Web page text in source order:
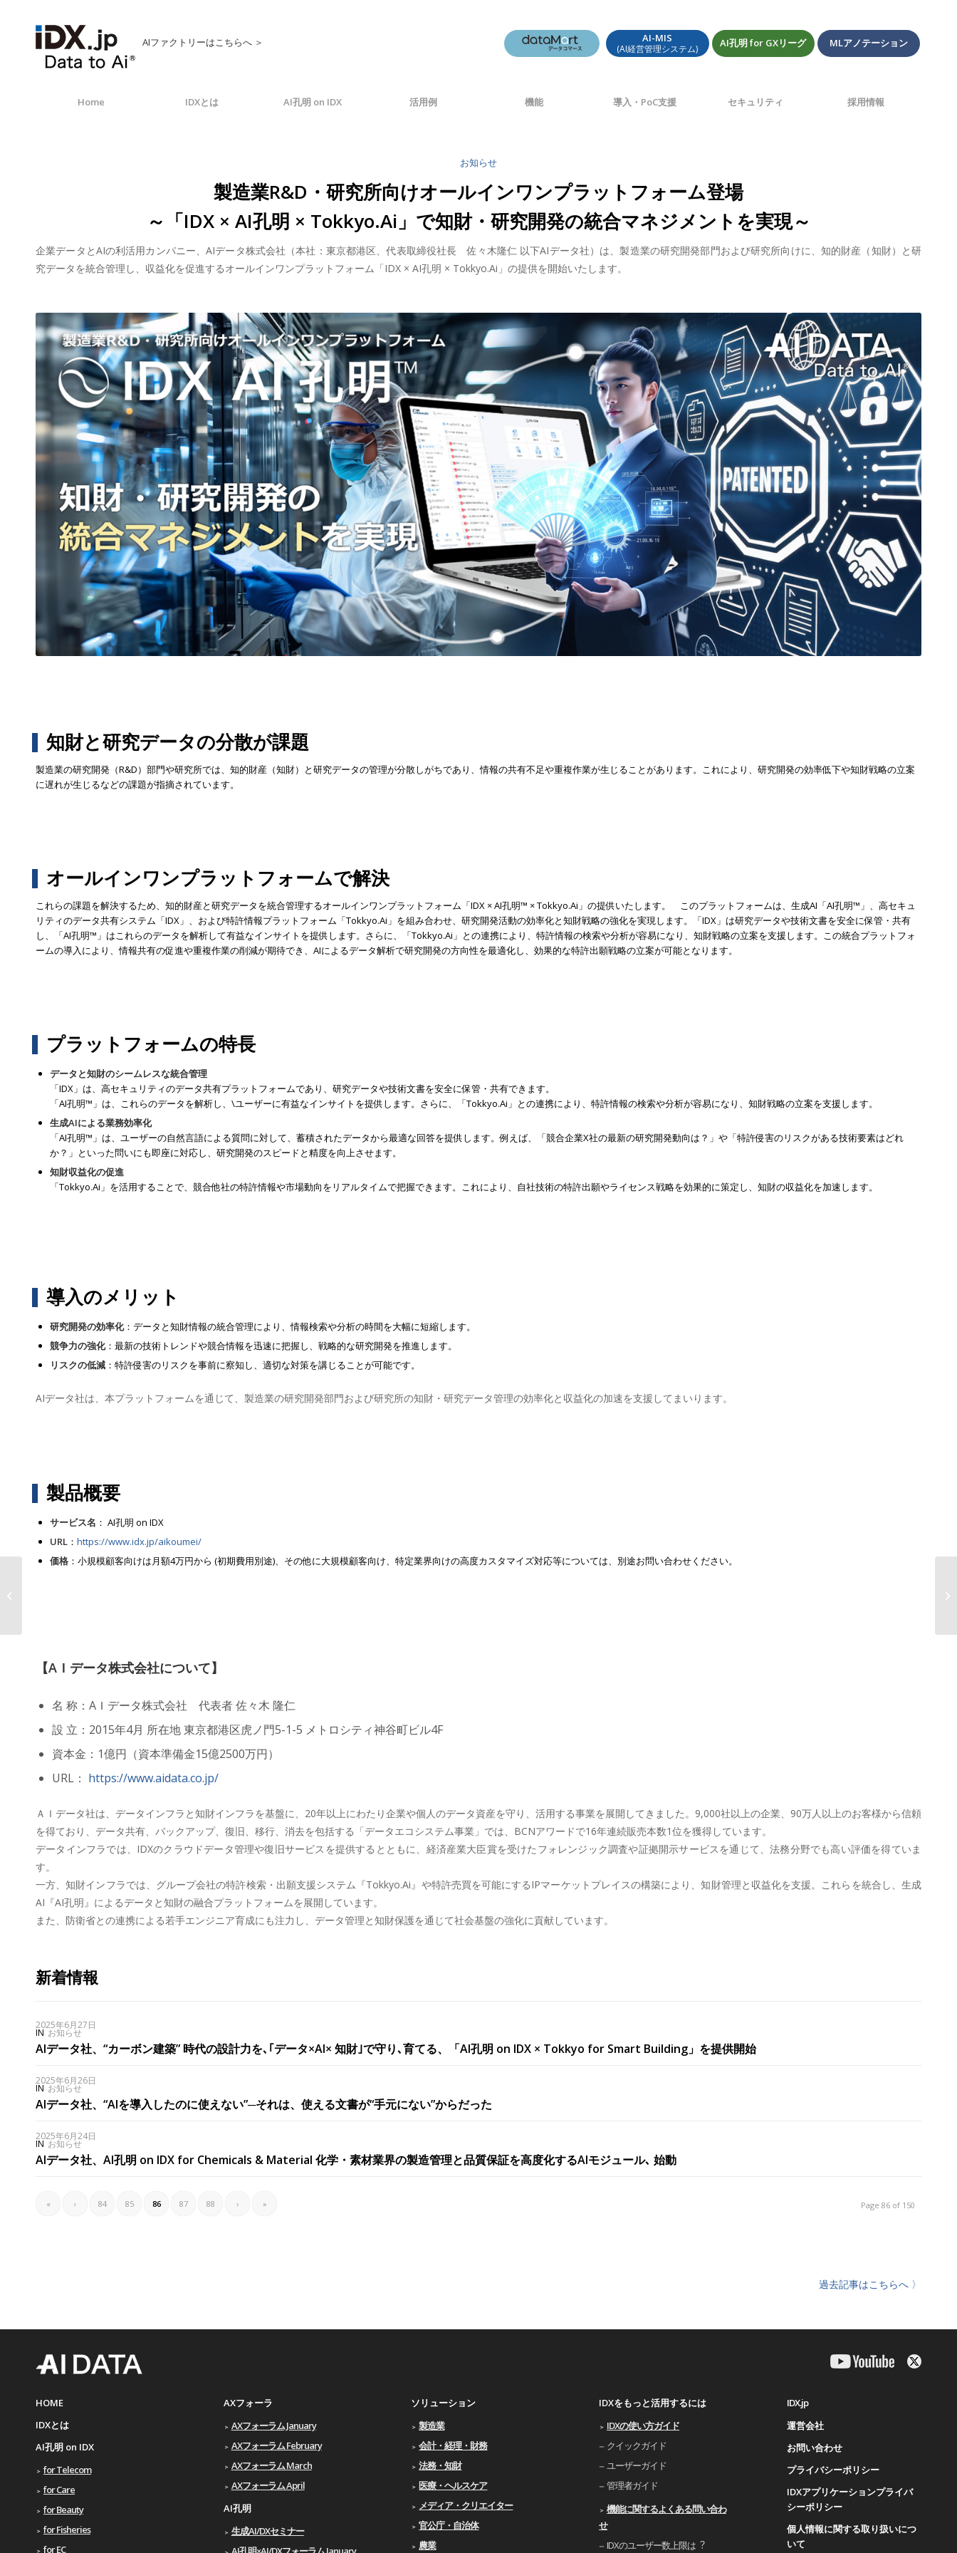
AIファクトリーはこちらへ ＞ AI-MIS
(AI経営管理システム) AI孔明 for GXリーグ MLアノテーション
Home IDXとは AI孔明 on IDX 活用例 機能 導入・PoC支援 セキュリティ 採用情報
お知らせ
製造業R&D・研究所向けオールインワンプラットフォーム登場
～「IDX × AI孔明 × Tokkyo.Ai」で知財・研究開発の統合マネジメントを実現～
企業データとAIの利活用カンパニー、AIデータ株式会社（本社：東京都港区、代表取締役社長 佐々木隆仁 以下AIデータ社）は、製造業の研究開発部門および研究所向けに、知的財産（知財）と研
究データを統合管理し、収益化を促進するオールインワンプラットフォーム「IDX × AI孔明 × Tokkyo.Ai」の提供を開始いたします。
知財と研究データの分散が課題
製造業の研究開発（R&D）部門や研究所では、知的財産（知財）と研究データの管理が分散しがちであり、情報の共有不足や重複作業が生じることがあります。これにより、研究開発の効率低下や知財戦略の立案
に遅れが生じるなどの課題が指摘されています。
オールインワンプラットフォームで解決
これらの課題を解決するため、知的財産と研究データを統合管理するオールインワンプラットフォーム「IDX × AI孔明™ × Tokkyo.Ai」の提供いたします。 このプラットフォームは、生成AI「AI孔明™」、高セキュ
リティのデータ共有システム「IDX」、および特許情報プラットフォーム「Tokkyo.Ai」を組み合わせ、研究開発活動の効率化と知財戦略の強化を実現します。「IDX」は研究データや技術文書を安全に保管・共有
し、「AI孔明™」はこれらのデータを解析して有益なインサイトを提供します。さらに、「Tokkyo.Ai」との連携により、特許情報の検索や分析が容易になり、知財戦略の立案を支援します。この統合プラットフォ
ームの導入により、情報共有の促進や重複作業の削減が期待でき、AIによるデータ解析で研究開発の方向性を最適化し、効果的な特許出願戦略の立案が可能となります。
プラットフォームの特長
データと知財のシームレスな統合管理
「IDX」は、高セキュリティのデータ共有プラットフォームであり、研究データや技術文書を安全に保管・共有できます。
「AI孔明™」は、これらのデータを解析し、\ユーザーに有益なインサイトを提供します。さらに、「Tokkyo.Ai」との連携により、特許情報の検索や分析が容易になり、知財戦略の立案を支援します。
生成AIによる業務効率化
「AI孔明™」は、ユーザーの自然言語による質問に対して、蓄積されたデータから最適な回答を提供します。例えば、「競合企業X社の最新の研究開発動向は？」や「特許侵害のリスクがある技術要素はどれ
か？」といった問いにも即座に対応し、研究開発のスピードと精度を向上させます。
知財収益化の促進
「Tokkyo.Ai」を活用することで、競合他社の特許情報や市場動向をリアルタイムで把握できます。これにより、自社技術の特許出願やライセンス戦略を効果的に策定し、知財の収益化を加速します。
導入のメリット
研究開発の効率化：データと知財情報の統合管理により、情報検索や分析の時間を大幅に短縮します。
競争力の強化：最新の技術トレンドや競合情報を迅速に把握し、戦略的な研究開発を推進します。
リスクの低減 ：特許侵害のリスクを事前に察知し、適切な対策を講じることが可能です。
AIデータ社は、本プラットフォームを通じて、製造業の研究開発部門および研究所の知財・研究データ管理の効率化と収益化の加速を支援してまいります。
製品概要
サービス名 ： AI孔明 on IDX
URL ： https://www.idx.jp/aikoumei/
価格 ：小規模顧客向けは月額4万円から (初期費用別途)、その他に大規模顧客向け、特定業界向けの高度カスタマイズ対応等については、別途お問い合わせください。
【AＩデータ株式会社について】
名 称：AＩデータ株式会社 代表者 佐々木 隆仁
設 立：2015年4月 所在地 東京都港区虎ノ門5-1-5 メトロシティ神谷町ビル4F
資本金：1億円（資本準備金15億2500万円）
URL： https://www.aidata.co.jp/
ＡＩデータ社は、データインフラと知財インフラを基盤に、20年以上にわたり企業や個人のデータ資産を守り、活用する事業を展開してきました。9,000社以上の企業、90万人以上のお客様から信頼
を得ており、データ共有、バックアップ、復旧、移行、消去を包括する「データエコシステム事業」では、BCNアワードで16年連続販売本数1位を獲得しています。
データインフラでは、IDXのクラウドデータ管理や復旧サービスを提供するとともに、経済産業大臣賞を受けたフォレンジック調査や証拠開示サービスを通じて、法務分野でも高い評価を得ていま
す。
一方、知財インフラでは、グループ会社の特許検索・出願支援システム『Tokkyo.Ai』や特許売買を可能にするIPマーケットプレイスの構築により、知財管理と収益化を支援。これらを統合し、生成
AI『AI孔明』によるデータと知財の融合プラットフォームを展開しています。
また、防衛省との連携による若手エンジニア育成にも注力し、データ管理と知財保護を通じて社会基盤の強化に貢献しています。
新着情報
2025年6月27日
IN お知らせ
AIデータ社、“カーボン建築” 時代の設計力を､｢データ×AI× 知財｣で守り､育てる、「AI孔明 on IDX × Tokkyo for Smart Building」を提供開始
2025年6月26日
IN お知らせ
AIデータ社、“AIを導入したのに使えない”─それは、使える文書が“手元にない”からだった
2025年6月24日
IN お知らせ
AIデータ社、AI孔明 on IDX for Chemicals & Material 化学・素材業界の製造管理と品質保証を高度化するAIモジュール､ 始動
Page 86 of 150
« ‹ 84 85 86 87 88 › »
過去記事はこちらへ 〉
HOME
IDXとは
AI孔明 on IDX
for Telecom
for Care
for Beauty
for Fisheries
for EC
AXフォーラ
AXフォーラム January
AXフォーラム February
AXフォーラム March
AXフォーラム April
AI孔明
生成AI/DXセミナー
ソリューション
製造業
会計・経理・財務
法務・知財
医療・ヘルスケア
メディア・クリエイター
官公庁・自治体
農業
IDXをもっと活用するには
IDXの使い⽅ガイド
クイックガイド
ユーザーガイド
管理者ガイド
機能に関するよくある問い合わ
せ
IDXのユーザー数上限は︖
IDX.jp
運営会社
お問い合わせ
プライバシーポリシー
IDXアプリケーションプライバ
シーポリシー
個人情報に関する取り扱いにつ
いて